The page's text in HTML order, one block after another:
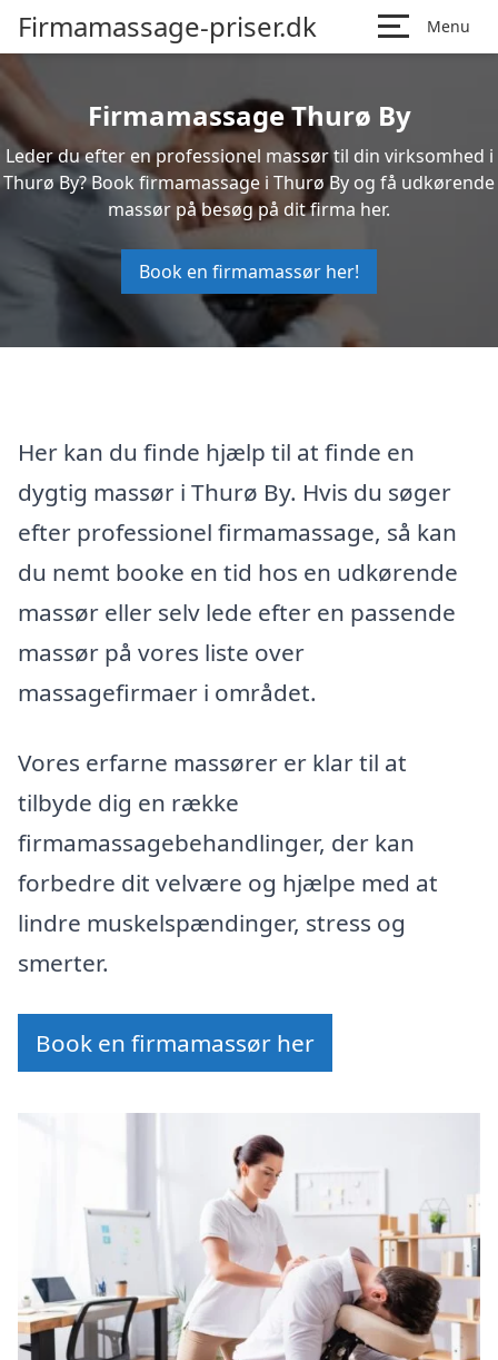
Firmamassage-priser.dk Menu
Firmamassage Thurø By
Leder du efter en professionel massør til din virksomhed i
Thurø By? Book firmamassage i Thurø By og få udkørende
massør på besøg på dit firma her.
Book en firmamassør her!
Her kan du finde hjælp til at finde en
dygtig massør i Thurø By. Hvis du søger
efter professionel firmamassage, så kan
du nemt booke en tid hos en udkørende
massør eller selv lede efter en passende
massør på vores liste over
massagefirmaer i området.
Vores erfarne massører er klar til at
tilbyde dig en række
firmamassagebehandlinger, der kan
forbedre dit velvære og hjælpe med at
lindre muskelspændinger, stress og
smerter.
Book en firmamassør her